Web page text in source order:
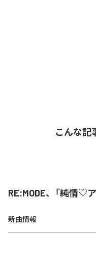
こんな記
RE:MODE、「純情♡
新曲情報